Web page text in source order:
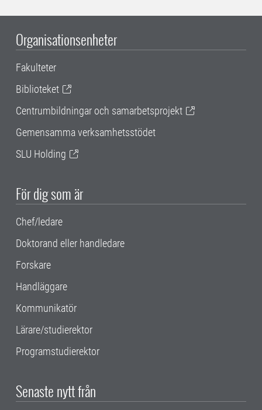
Organisationsenheter
Fakulteter
Biblioteket
Centrumbildningar och samarbetsprojekt
Gemensamma verksamhetsstödet
SLU Holding
För dig som är
Chef/ledare
Doktorand eller handledare
Forskare
Handläggare
Kommunikatör
Lärare/studierektor
Programstudierektor
Senaste nytt från